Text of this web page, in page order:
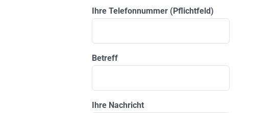
Ihre Telefonnummer (Pflichtfeld)
Betreff
Ihre Nachricht